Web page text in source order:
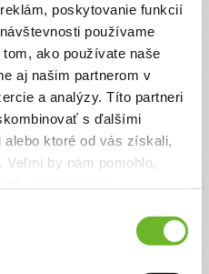
poskytovanie funkcií
používame
ako používate naše
aj našim partnerom v
a analýzy. Títo partneri
s ďalšími
ktoré od vás získali,
by nám pomohlo,
svoj účet?Prihláste sa